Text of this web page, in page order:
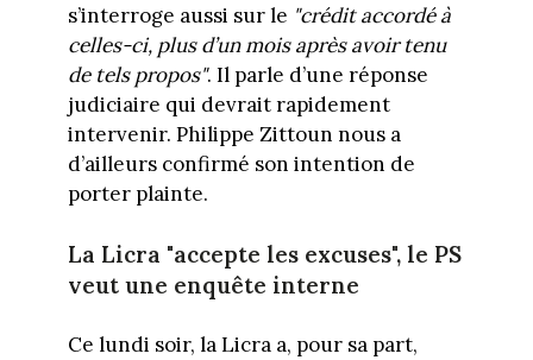
s’interroge aussi sur le "crédit accordé à
celles-ci, plus d’un mois après avoir tenu
de tels propos". Il parle d’une réponse
judiciaire qui devrait rapidement
intervenir. Philippe Zittoun nous a
d’ailleurs confirmé son intention de
porter plainte.
La Licra "accepte les excuses", le PS
veut une enquête interne
Ce lundi soir, la Licra a, pour sa part,